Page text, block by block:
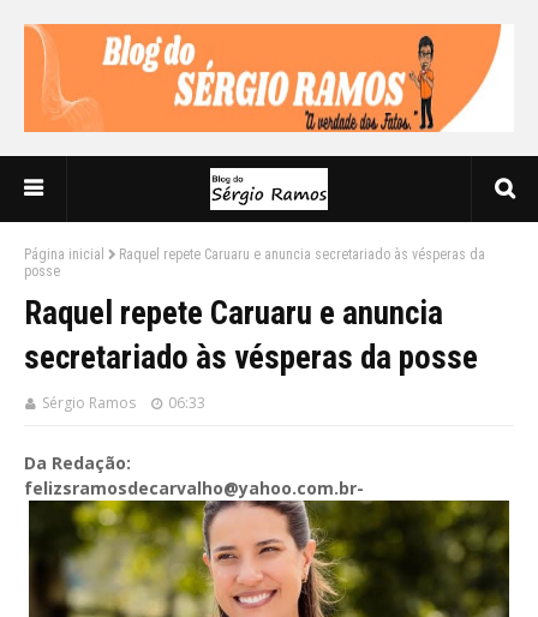
Página inicial
Raquel repete Caruaru e anuncia secretariado às vésperas da
posse
Raquel repete Caruaru e anuncia
secretariado às vésperas da posse
Sérgio Ramos 06:33
Da Redação:
felizsramosdecarvalho@yahoo.com.br-